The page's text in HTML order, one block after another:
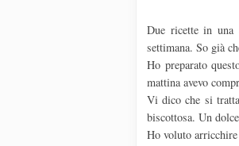
Due ricette in una
settimana. So già
Ho preparato
mattina avevo
Vi dico che si
biscottosa. Un
Ho voluto